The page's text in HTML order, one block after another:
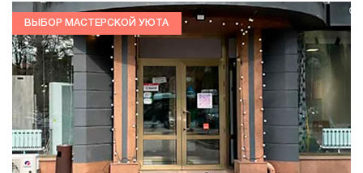
ВЫБОР МАСТЕРСКОЙ УЮТА